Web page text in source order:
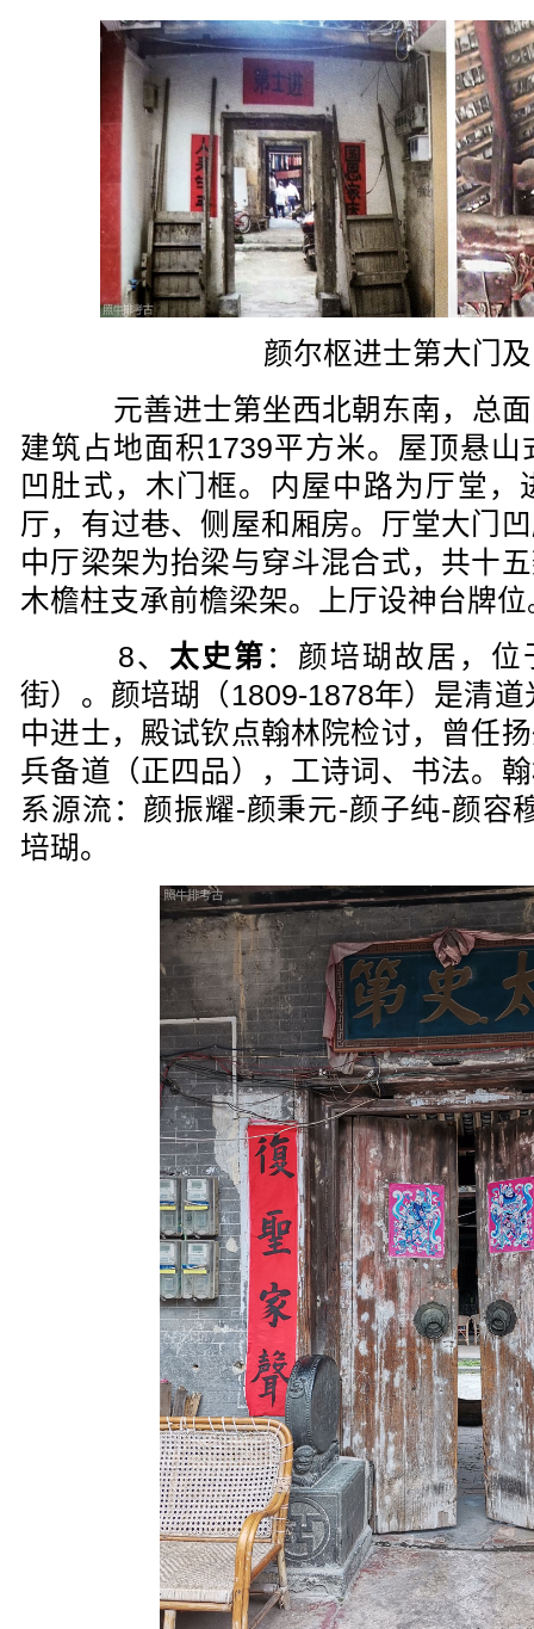
颜尔枢进士第大门
元善进士第坐西北朝东南，总面
建筑占地面积1739平方米。屋顶悬
凹肚式，木门框。内屋中路为厅堂
厅，有过巷、侧屋和厢房。厅堂大门
中厅梁架为抬梁与穿斗混合式，共十
木檐柱支承前檐梁架。上厅设神台牌位
8、 太史第 ：颜培瑚故居，
街）。颜培瑚（1809-1878年）是清
中进士，殿试钦点翰林院检讨，曾任
兵备道（正四品），工诗词、书法。
系源流：颜振耀-颜秉元-颜子纯-颜容
培瑚。